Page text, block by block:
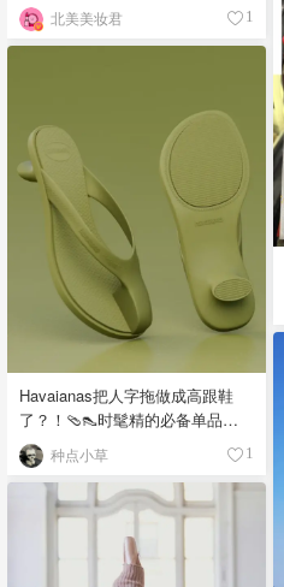
北美美妆君 1
Havaianas把人字拖做成高跟鞋
了？！🩴👠时髦精的必备单品
吧！ 种点小草 1